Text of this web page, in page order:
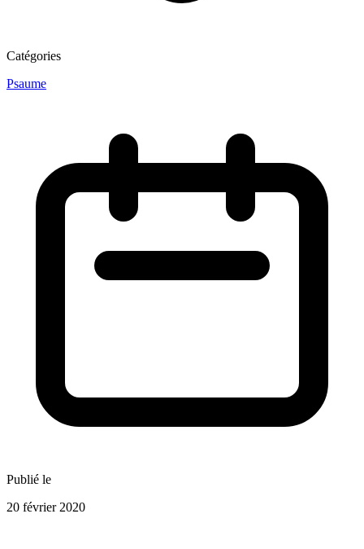
Catégories
Psaume
Publié le
20 février 2020